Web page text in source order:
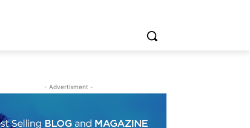
- Advertisment -